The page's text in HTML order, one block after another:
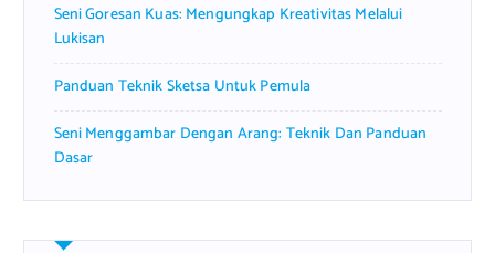
Seni Goresan Kuas: Mengungkap Kreativitas Melalui
Lukisan
Panduan Teknik Sketsa Untuk Pemula
Seni Menggambar Dengan Arang: Teknik Dan Panduan
Dasar